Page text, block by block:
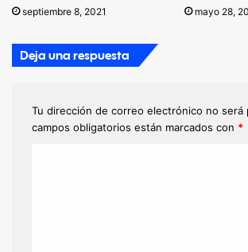
septiembre 8, 2021 mayo 28,
Deja una respuesta
Tu dirección de correo electrónico no será
campos obligatorios están marcados con *